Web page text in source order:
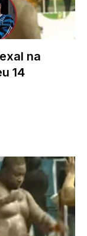
na
14